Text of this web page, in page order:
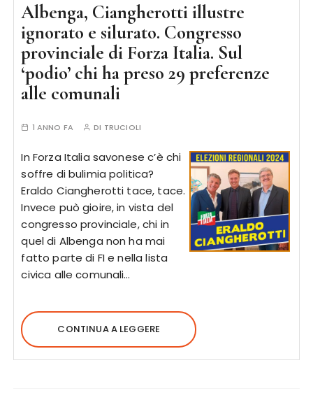
Albenga, Ciangherotti illustre
ignorato e silurato. Congresso
provinciale di Forza Italia. Sul
‘podio’ chi ha preso 29 preferenze
alle comunali
1 ANNO FA DI TRUCIOLI
In Forza Italia savonese c’è chi
soffre di bulimia politica?
Eraldo Ciangherotti tace, tace.
Invece può gioire, in vista del
congresso provinciale, chi in
quel di Albenga non ha mai
fatto parte di FI e nella lista
civica alle comunali…
CONTINUA A LEGGERE